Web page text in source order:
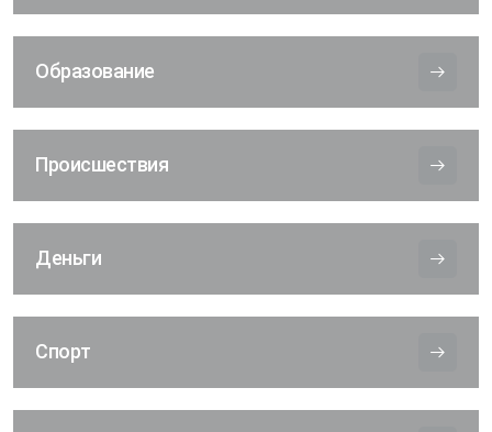
Образование
Происшествия
Деньги
Спорт